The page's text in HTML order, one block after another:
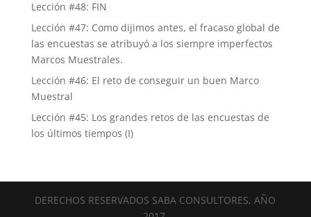
Lección #48: FIN
Lección #47: Como dijimos antes, el fracaso global de
las encuestas se atribuyó a los siempre imperfectos
Marcos Muestrales.
Lección #46: El reto de conseguir un buen Marco
Muestral
Lección #45: Los grandes retos de las encuestas de
los últimos tiempos (I)
DERECHOS RESERVADOS SABA CONSULTORES, AÑO